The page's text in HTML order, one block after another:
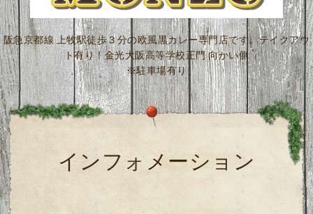
阪急京都線 上牧駅徒歩３分の欧風黒カレー専門店です。テイクアウ
ト有り！金光大阪高等学校正門 向かい側
※駐車場有り
インフォメーション